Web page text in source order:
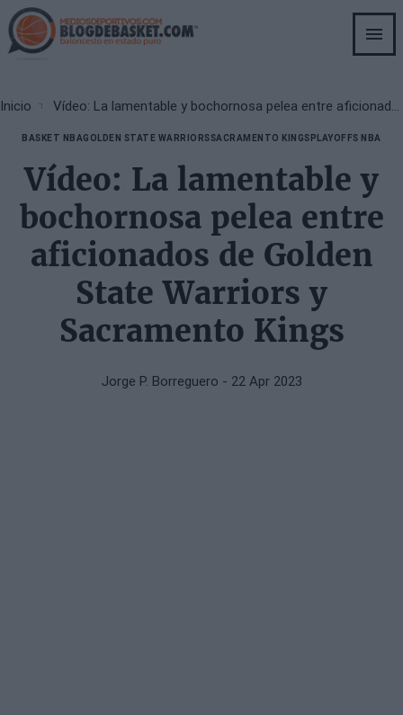
Skip
to
main
Breadcrumb
Inicio Vídeo: La lamentable y bochornosa pelea entre aficionados de Golden State Warriors y Sacramento Kings
BASKET NBAGOLDEN STATE WARRIORSSACRAMENTO KINGS PLAYOFFS NBA
Vídeo: La lamentable y
bochornosa pelea entre
aficionados de Golden
State Warriors y
Sacramento Kings
Jorge P. Borreguero - 22 Apr 2023